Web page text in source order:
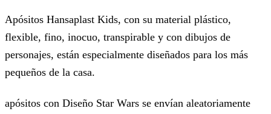
Apósitos Hansaplast Kids, con su material plástico,
flexible, fino, inocuo, transpirable y con dibujos de
personajes, están especialmente diseñados para los más
pequeños de la casa.
apósitos con Diseño Star Wars se envían aleatoriamente